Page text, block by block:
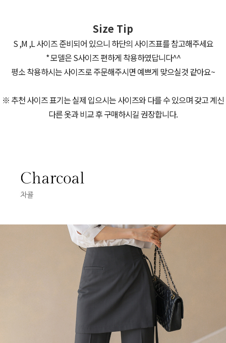
Size Tip
S ,M ,L 사이즈 준비되어 있으니 하단의 사이즈표를 참고해주세요
* 모델은 S사이즈 편하게 착용하였답니다^^
평소 착용하시는 사이즈로 주문해주시면 예쁘게 맞으실것 같아요~
※ 추천 사이즈 표기는 실제 입으시는 사이즈와 다를 수 있으며 갖고 계신
다른 옷과 비교 후 구매하시길 권장합니다.